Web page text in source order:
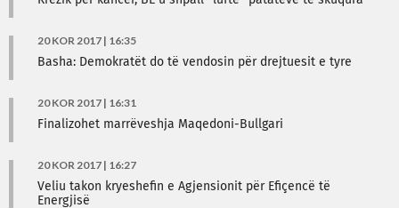
20 KOR 2017 | 16:35
Basha: Demokratët do të vendosin për drejtuesit e tyre
20 KOR 2017 | 16:31
Finalizohet marrëveshja Maqedoni-Bullgari
20 KOR 2017 | 16:27
Veliu takon kryeshefin e Agjensionit për Efiçencë të
Energjisë